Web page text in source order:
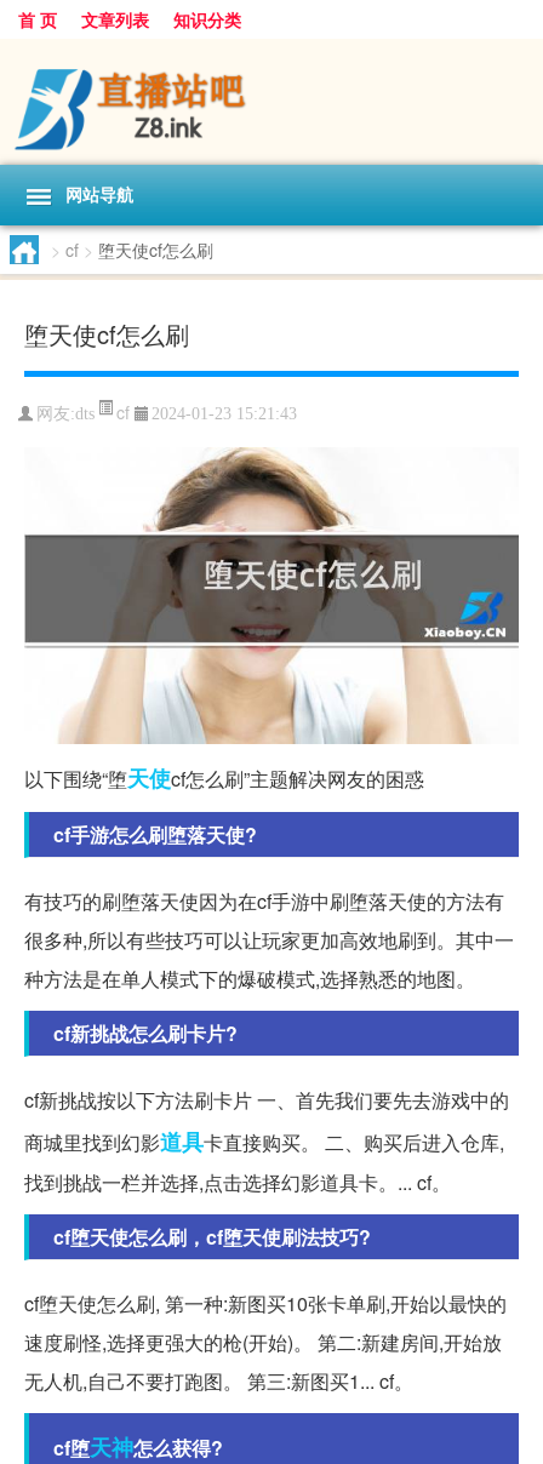
首 页 文章列表 知识分类
网站导航
> cf > 堕天使cf怎么刷
堕天使cf怎么刷
网友:dts cf 2024-01-23 15:21:43
以下围绕“堕天使cf怎么刷”主题解决网友的困惑
cf手游怎么刷堕落天使?
有技巧的刷堕落天使因为在cf手游中刷堕落天使的方法有
很多种,所以有些技巧可以让玩家更加高效地刷到。其中一
种方法是在单人模式下的爆破模式,选择熟悉的地图。
cf新挑战怎么刷卡片?
cf新挑战按以下方法刷卡片 一、首先我们要先去游戏中的
商城里找到幻影道具卡直接购买。 二、购买后进入仓库,
找到挑战一栏并选择,点击选择幻影道具卡。... cf。
cf堕天使怎么刷，cf堕天使刷法技巧?
cf堕天使怎么刷, 第一种:新图买10张卡单刷,开始以最快的
速度刷怪,选择更强大的枪(开始)。 第二:新建房间,开始放
无人机,自己不要打跑图。 第三:新图买1... cf。
cf堕天神怎么获得?